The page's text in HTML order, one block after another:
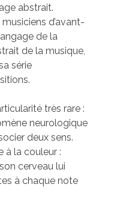
abstrait.
d’avant-
de la
de la musique,
série
très rare :
neurologique
deux sens.
à la couleur :
cerveau lui
à chaque note